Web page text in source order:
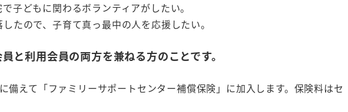
子どもに関わるボランティアがしたい。
たので、子育て真っ最中の人を応援したい。
と利用会員の両方を兼ねる方のことです。
備えて「ファミリーサポートセンター補償保険」に加入します。保険料はセ